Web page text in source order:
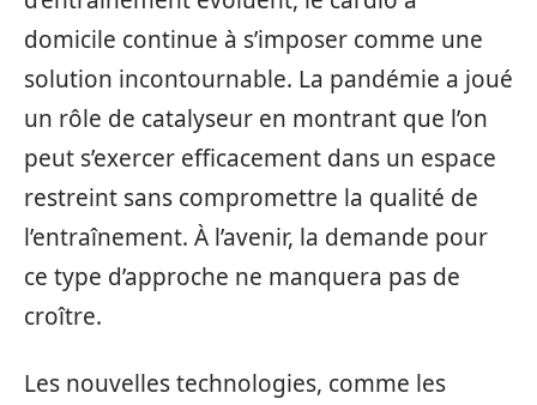
domicile continue à s’imposer comme une
solution incontournable. La pandémie a joué
un rôle de catalyseur en ­montrant que l’on
peut s’exercer efficacement dans un espace
restreint sans compromettre la qualité de
l’entraînement. À l’avenir, la demande pour
ce type d’approche ne manquera pas de
croître.
Les nouvelles technologies, comme les